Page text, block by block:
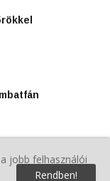
jobb felhasználói
Rendben!